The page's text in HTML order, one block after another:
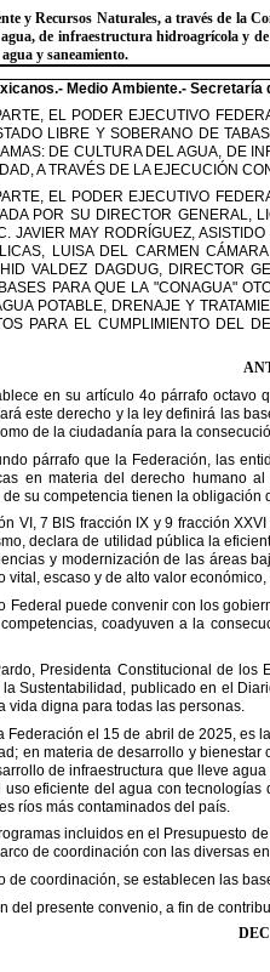
y Recursos Naturales, a través de la
de infraestructura hidroagrícola y
y saneamiento.
Medio Ambiente.- Secretaría
EL PODER EJECUTIVO
LIBRE Y SOBERANO DE
DE CULTURA DEL AGUA, DE
A TRAVÉS DE LA EJECUCIÓN
EL PODER EJECUTIVO
POR SU DIRECTOR GENERAL,
JAVIER MAY RODRÍGUEZ,
LUISA DEL CARMEN CÁMARA
VALDEZ DAGDUG, DIRECTOR
PARA QUE LA "CONAGUA"
POTABLE, DRENAJE Y
PARA EL
CUMPLIMIENTO DEL
en su artículo 4o párrafo octavo
este derecho y la ley definirá las
de la ciudadanía para la
párrafo que la Federación, las
en materia del derecho humano
su competencia tienen la obligación
VI, 7 BIS fracción IX y 9 fracción
declara de utilidad pública la
y modernización de las áreas
vital, escaso y de alto valor
Federal puede convenir con los
coadyuven a la
Presidenta Constitucional de los
la Sustentabilidad, publicado en el
vida digna para todas las personas.
Federación el 15 de abril de 2025, es
en materia de desarrollo y
de infraestructura que lleve agua
uso eficiente del agua con tecnologías
ríos más contaminados del país.
incluidos en el Presupuesto
de coordinación con las diversas
de coordinación, se establecen las
del presente convenio, a fin de